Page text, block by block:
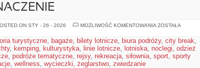
ON STY - 26 - 2026 MOŻLIWOŚĆ KOMENTOWANIA RUNY
ZNACZENIE
ZOSTAŁA
turystyczne, bagaże, bilety lotnicze, biura podróży, city break,
, kemping, kulturystyka, linie lotnicze, lotniska, noclegi, odzież
, podróże tematyczne, rejsy, rekreacja, siłownia, sport, sporty
, wellness, wycieczki, żeglarstwo, zwiedzanie